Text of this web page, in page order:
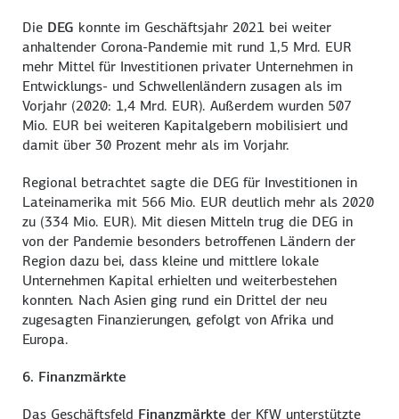
Die DEG konnte im Geschäftsjahr 2021 bei weiter
anhaltender Corona-Pandemie mit rund 1,5 Mrd. EUR
mehr Mittel für Investitionen privater Unternehmen in
Entwicklungs- und Schwellenländern zusagen als im
Vorjahr (2020: 1,4 Mrd. EUR). Außerdem wurden 507
Mio. EUR bei weiteren Kapitalgebern mobilisiert und
damit über 30 Prozent mehr als im Vorjahr.
Regional betrachtet sagte die DEG für Investitionen in
Lateinamerika mit 566 Mio. EUR deutlich mehr als 2020
zu (334 Mio. EUR). Mit diesen Mitteln trug die DEG in
von der Pandemie besonders betroffenen Ländern der
Region dazu bei, dass kleine und mittlere lokale
Unternehmen Kapital erhielten und weiterbestehen
konnten. Nach Asien ging rund ein Drittel der neu
zugesagten Finanzierungen, gefolgt von Afrika und
Europa.
6. Finanzmärkte
Das Geschäftsfeld Finanzmärkte der KfW unterstützte